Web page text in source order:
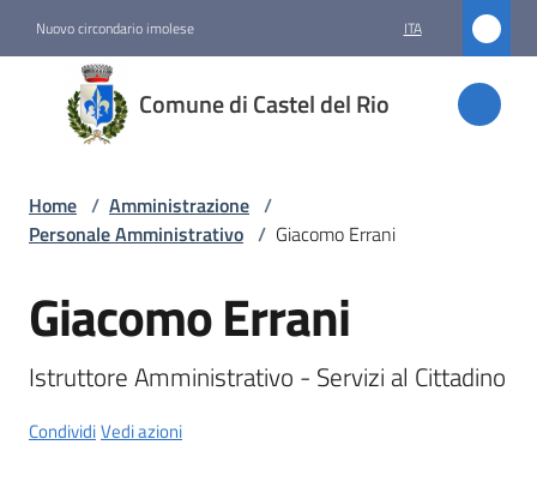
Nuovo circondario imolese ITA
Comune di Castel del Rio
Comune
di
Castel
Amministrazione
Menu selezionato
Novità
Home / Amministrazione /
Personale Amministrativo / Giacomo Errani
Salta al contenuto
Giacomo Errani
Istruttore Amministrativo - Servizi al Cittadino
CondividiVedi azioni